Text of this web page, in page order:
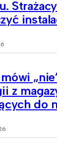
z
do